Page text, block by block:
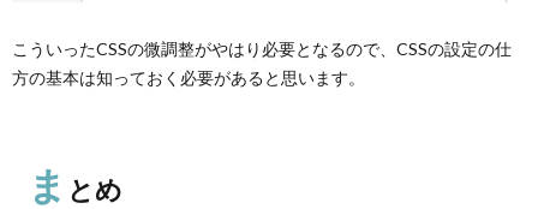
こういったCSSの微調整がやはり必要となるので、CSSの設定の仕
方の基本は知っておく必要があると思います。
ま とめ